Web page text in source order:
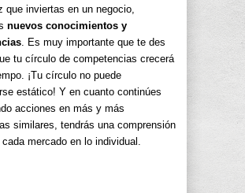
que inviertas en un negocio,
nuevos conocimientos y
. Es muy importante que te des
tu círculo de competencias crecerá
¡Tu círculo no puede
estático! Y en cuanto continúes
acciones en más y más
similares, tendrás una comprensión
mercado en lo individual.